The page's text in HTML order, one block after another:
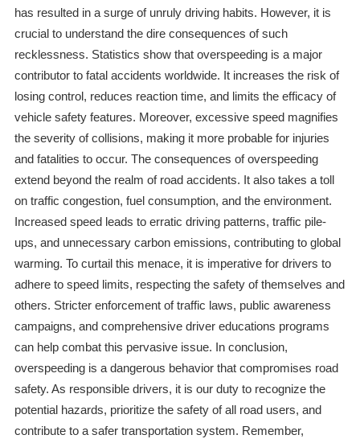
has resulted in a surge of unruly driving habits. However, it is
crucial to understand the dire consequences of such
recklessness. Statistics show that overspeeding is a major
contributor to fatal accidents worldwide. It increases the risk of
losing control, reduces reaction time, and limits the efficacy of
vehicle safety features. Moreover, excessive speed magnifies
the severity of collisions, making it more probable for injuries
and fatalities to occur. The consequences of overspeeding
extend beyond the realm of road accidents. It also takes a toll
on traffic congestion, fuel consumption, and the environment.
Increased speed leads to erratic driving patterns, traffic pile-
ups, and unnecessary carbon emissions, contributing to global
warming. To curtail this menace, it is imperative for drivers to
adhere to speed limits, respecting the safety of themselves and
others. Stricter enforcement of traffic laws, public awareness
campaigns, and comprehensive driver educations programs
can help combat this pervasive issue. In conclusion,
overspeeding is a dangerous behavior that compromises road
safety. As responsible drivers, it is our duty to recognize the
potential hazards, prioritize the safety of all road users, and
contribute to a safer transportation system. Remember,